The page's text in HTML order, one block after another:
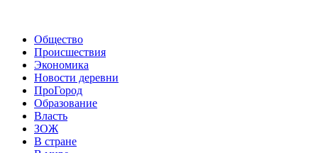
Общество
Происшествия
Экономика
Новости деревни
ПроГород
Образование
Власть
ЗОЖ
В стране